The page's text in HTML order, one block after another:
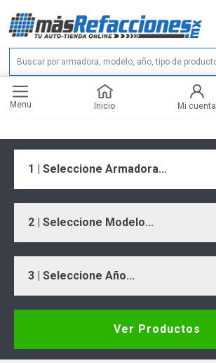
Menu Inicio Mi cuenta
1 | Seleccione Armadora...
2 | Seleccione Modelo...
3 | Seleccione Año...
Ver Productos